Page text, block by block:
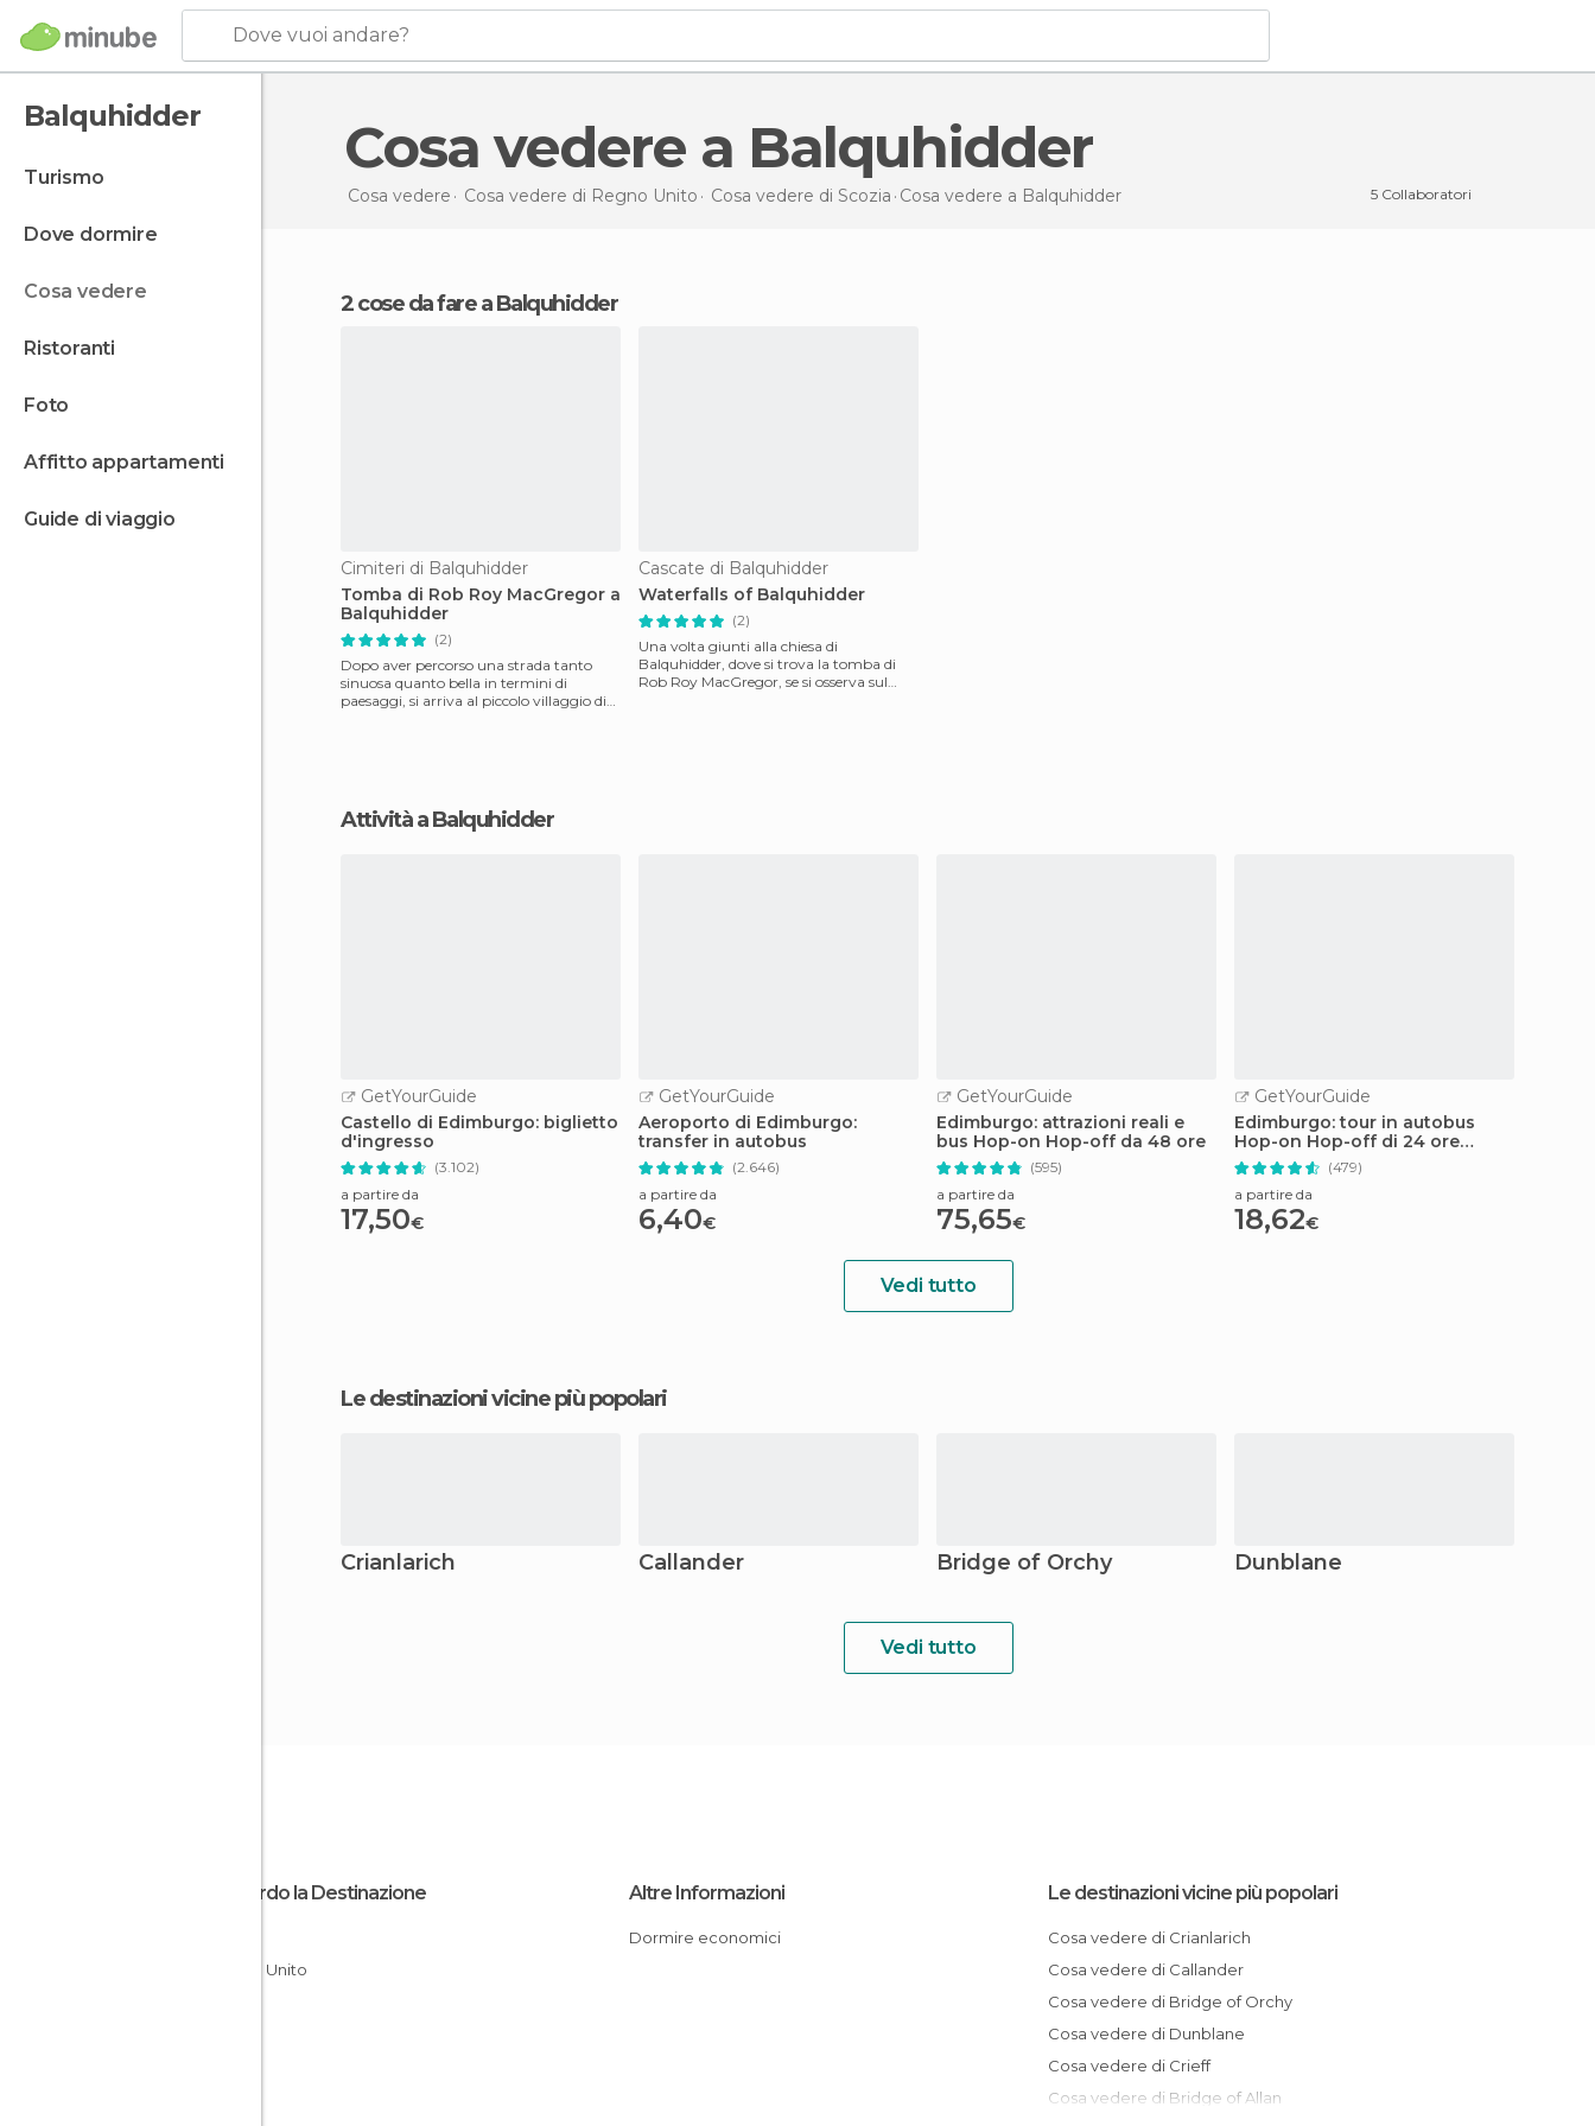
Dove vuoi andare?
Balquhidder
turismo
dove dormire
cosa vedere
ristoranti
foto
affitto appartamenti
guide di viaggio
Cosa vedere a Balquhidder
Cosa vedere Cosa vedere di Regno Unito Cosa vedere di Scozia Cosa vedere a Balquhidder 5 Collaboratori
2 cose da fare a Balquhidder
Cimiteri di Balquhidder
Tomba di Rob Roy MacGregor a
Balquhidder
(2)
Dopo aver percorso una strada tanto
sinuosa quanto bella in termini di
paesaggi, si arriva al piccolo villaggio di
Cascate di Balquhidder
Waterfalls of Balquhidder
(2)
Una volta giunti ​​alla chiesa di
Balquhidder, dove si trova la tomba di
Rob Roy MacGregor, se si osserva sul
Attività a Balquhidder
GetYourGuide
Castello di Edimburgo: biglietto
d'ingresso
(3.102)
a partire da
17,50€
GetYourGuide
Aeroporto di Edimburgo:
transfer in autobus
(2.646)
a partire da
6,40€
GetYourGuide
Edimburgo: attrazioni reali e
bus Hop-on Hop-off da 48 ore
(595)
a partire da
75,65€
GetYourGuide
Edimburgo: tour in autobus
Hop-on Hop-off di 24 ore
adatto a tutta la famiglia
(479)
a partire da
18,62€
Vedi tutto
Le destinazioni vicine più popolari
Crianlarich Callander Bridge of Orchy Dunblane
Vedi tutto
Riguardo la Destinazione
Regno Unito
Altre Informazioni
Dormire economici
Le destinazioni vicine più popolari
Cosa vedere di Crianlarich
Cosa vedere di Callander
Cosa vedere di Bridge of Orchy
Cosa vedere di Dunblane
Cosa vedere di Crieff
Cosa vedere di Bridge of Allan